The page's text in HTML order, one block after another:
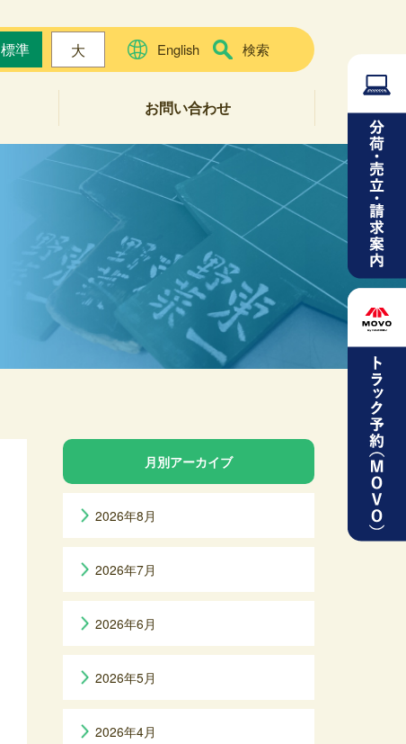
標準 大 English 検索
お問い合わせ
よくある質問
お問い合わせフォーム
月別アーカイブ
2026年8月
2026年7月
2026年6月
2026年5月
2026年4月